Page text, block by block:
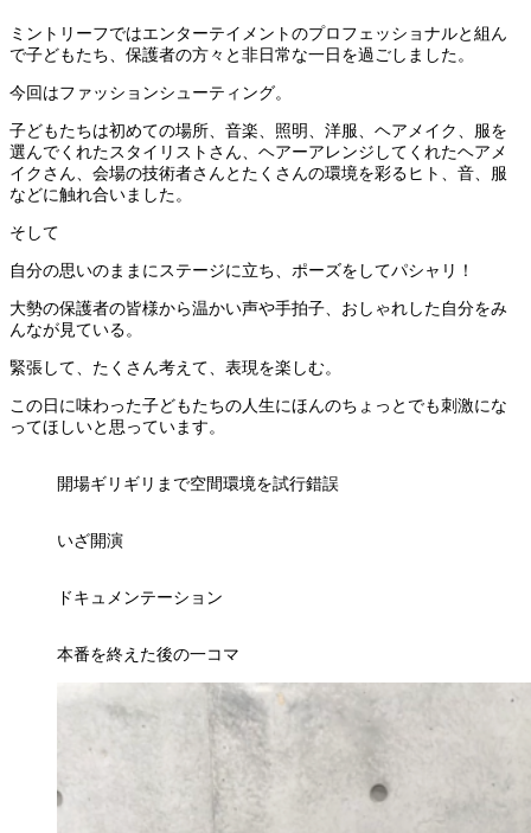
ミントリーフではエンターテイメントのプロフェッショナルと組ん
で子どもたち、保護者の方々と非日常な一日を過ごしました。
今回はファッションシューティング。
子どもたちは初めての場所、音楽、照明、洋服、ヘアメイク、服を
選んでくれたスタイリストさん、ヘアーアレンジしてくれたヘアメ
イクさん、会場の技術者さんとたくさんの環境を彩るヒト、音、服
などに触れ合いました。
そして
自分の思いのままにステージに立ち、ポーズをしてパシャリ！
大勢の保護者の皆様から温かい声や手拍子、おしゃれした自分をみ
んなが見ている。
緊張して、たくさん考えて、表現を楽しむ。
この日に味わった子どもたちの人生にほんのちょっとでも刺激にな
ってほしいと思っています。
開場ギリギリまで空間環境を試行錯誤
いざ開演
ドキュメンテーション
本番を終えた後の一コマ